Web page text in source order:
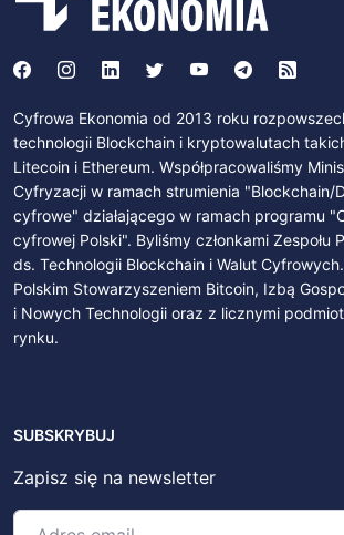
Cyfrowa Ekonomia od 2013 roku
technologii Blockchain i kryptowalutach
Litecoin i Ethereum. Współpracowaliśmy
Cyfryzacji w ramach strumienia "Blockchain/
cyfrowe" działającego w ramach programu
cyfrowej Polski". Byliśmy członkami Zespołu
ds. Technologii Blockchain i Walut
Polskim Stowarzyszeniem Bitcoin, Izbą
i Nowych Technologii oraz z licznymi
rynku.
SUBSKRYBUJ
Zapisz się na newsletter